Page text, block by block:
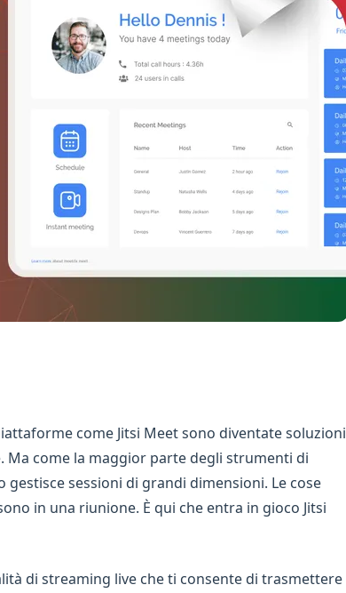
come Jitsi Meet sono diventate soluzioni
come la maggior parte degli strumenti di
sessioni di grandi dimensioni. Le cose
in una riunione. È qui che entra in gioco Jitsi
di streaming live che ti consente di trasmettere